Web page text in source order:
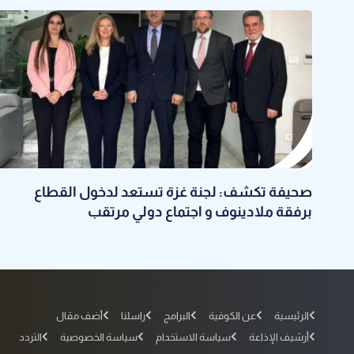
صحيفة تكشف: لجنة غزة تستعد لدخول القطاع
برفقة ملادينوف و اجتماع دولي مرتقب
الرئيسية عن الكوفية البرامج راسلنا
أضف مقال
أرشيف الإذاعة
سياسة الاستخدام سياسة الخصوصية التردد